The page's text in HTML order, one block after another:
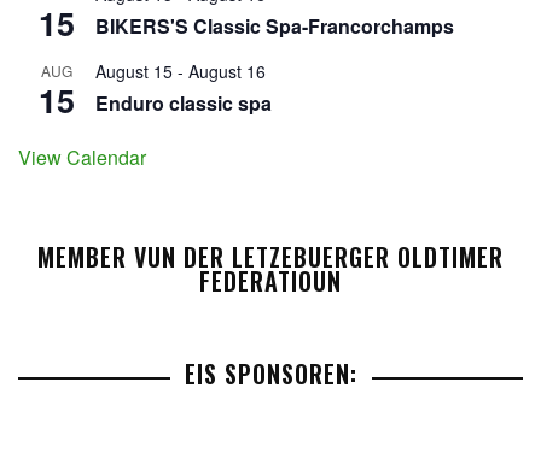
15 BIKERS'S Classic Spa-Francorchamps
AUG
15
August 15 - August 16
Enduro classic spa
View Calendar
MEMBER VUN DER LETZEBUERGER OLDTIMER
FEDERATIOUN
EIS SPONSOREN: